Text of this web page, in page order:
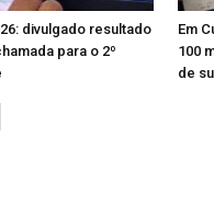
divulgado resultado
para o 2º
Em
100
de